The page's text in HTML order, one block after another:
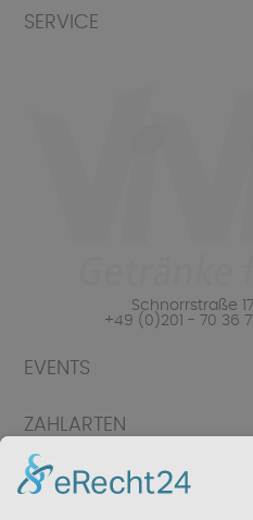
SERVICE
Schnorrstraße
+49 (0)201 - 70 36
EVENTS
ZAHLARTEN